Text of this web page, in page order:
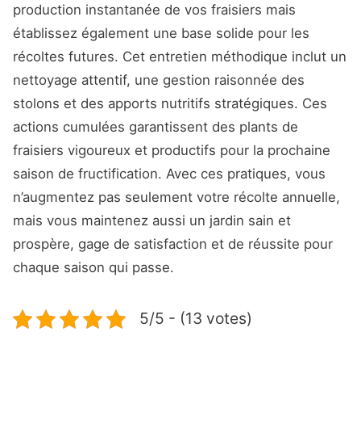
production instantanée de vos fraisiers mais
établissez également une base solide pour les
récoltes futures. Cet entretien méthodique inclut un
nettoyage attentif, une gestion raisonnée des
stolons et des apports nutritifs stratégiques. Ces
actions cumulées garantissent des plants de
fraisiers vigoureux et productifs pour la prochaine
saison de fructification. Avec ces pratiques, vous
n’augmentez pas seulement votre récolte annuelle,
mais vous maintenez aussi un jardin sain et
prospère, gage de satisfaction et de réussite pour
chaque saison qui passe.
5/5 - (13 votes)